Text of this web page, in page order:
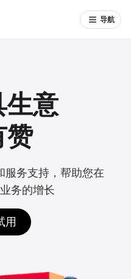
导航
生意
赞
服务支持，帮助您在
务的增长
用